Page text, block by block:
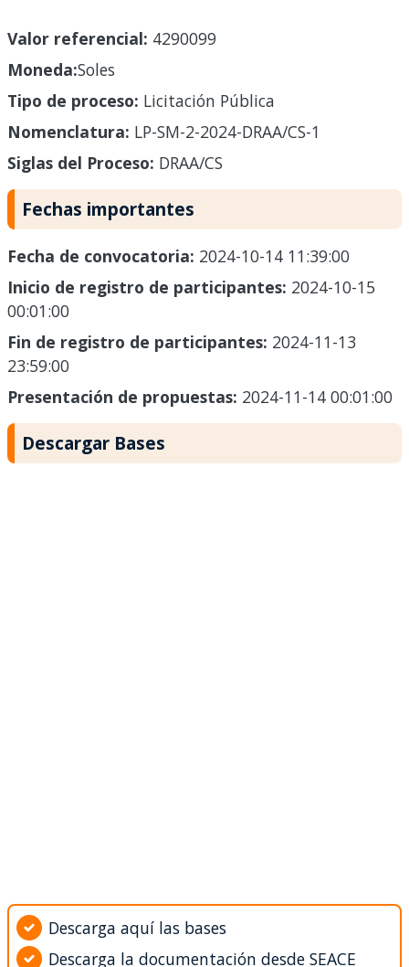
Valor referencial: 4290099
Moneda:Soles
Tipo de proceso: Licitación Pública
Nomenclatura: LP-SM-2-2024-DRAA/CS-1
Siglas del Proceso: DRAA/CS
Fechas importantes
Fecha de convocatoria: 2024-10-14 11:39:00
Inicio de registro de participantes: 2024-10-15
00:01:00
Fin de registro de participantes: 2024-11-13
23:59:00
Presentación de propuestas: 2024-11-14 00:01:00
Descargar Bases
Descarga aquí las bases
Descarga la documentación desde SEACE